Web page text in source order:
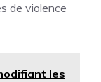
de violence
les